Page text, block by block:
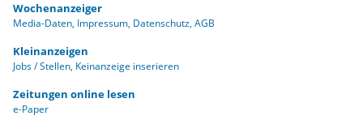
Wochenanzeiger
Media-Daten Impressum Datenschutz AGB
Kleinanzeigen
Jobs / Stellen Keinanzeige inserieren
Zeitungen online lesen
e-Paper